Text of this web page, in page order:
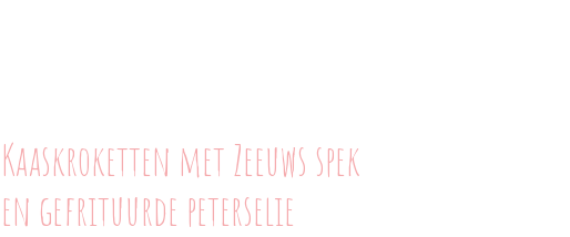
Kaaskroketten met Zeeuws spek
en gefrituurde peterselie